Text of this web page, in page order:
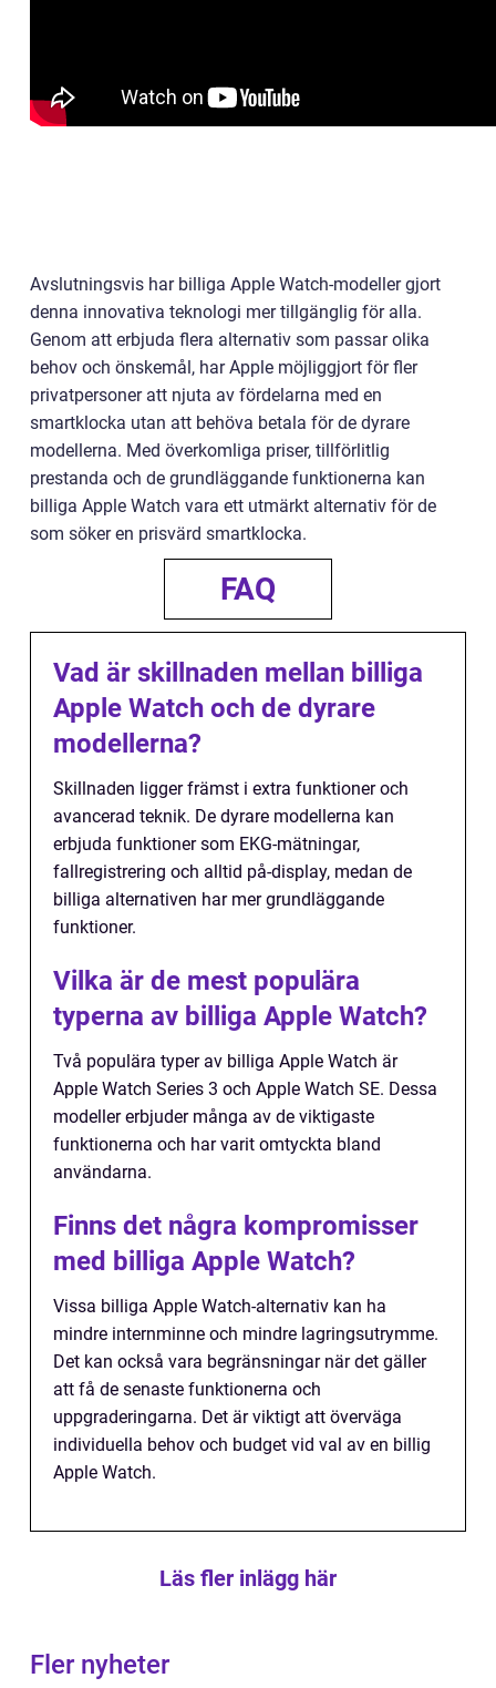
Avslutningsvis har billiga Apple Watch-modeller gjort
denna innovativa teknologi mer tillgänglig för alla.
Genom att erbjuda flera alternativ som passar olika
behov och önskemål, har Apple möjliggjort för fler
privatpersoner att njuta av fördelarna med en
smartklocka utan att behöva betala för de dyrare
modellerna. Med överkomliga priser, tillförlitlig
prestanda och de grundläggande funktionerna kan
billiga Apple Watch vara ett utmärkt alternativ för de
som söker en prisvärd smartklocka.
FAQ
Vad är skillnaden mellan billiga
Apple Watch och de dyrare
modellerna?
Skillnaden ligger främst i extra funktioner och
avancerad teknik. De dyrare modellerna kan
erbjuda funktioner som EKG-mätningar,
fallregistrering och alltid på-display, medan de
billiga alternativen har mer grundläggande
funktioner.
Vilka är de mest populära
typerna av billiga Apple Watch?
Två populära typer av billiga Apple Watch är
Apple Watch Series 3 och Apple Watch SE. Dessa
modeller erbjuder många av de viktigaste
funktionerna och har varit omtyckta bland
användarna.
Finns det några kompromisser
med billiga Apple Watch?
Vissa billiga Apple Watch-alternativ kan ha
mindre internminne och mindre lagringsutrymme.
Det kan också vara begränsningar när det gäller
att få de senaste funktionerna och
uppgraderingarna. Det är viktigt att överväga
individuella behov och budget vid val av en billig
Apple Watch.
Läs fler inlägg här
Fler nyheter